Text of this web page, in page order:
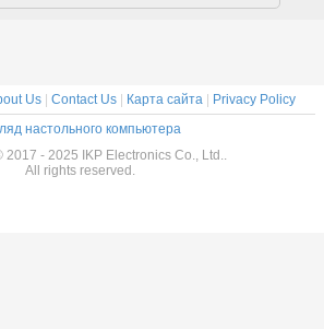
Us Contact Us Карта сайта
Privacy Policy
настольного компьютера
2017 - 2025 IKP Electronics Co., Ltd..
All rights reserved.